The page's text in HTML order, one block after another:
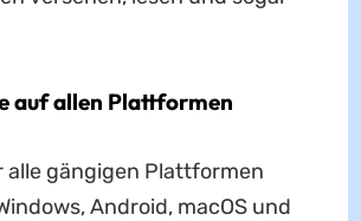
auf allen Plattformen
alle gängigen Plattformen
Android, macOS und